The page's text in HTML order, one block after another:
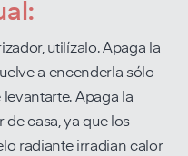
utilízalo. Apaga la
a encenderla sólo
Apaga la
de casa, ya que los
radiante irradian calor